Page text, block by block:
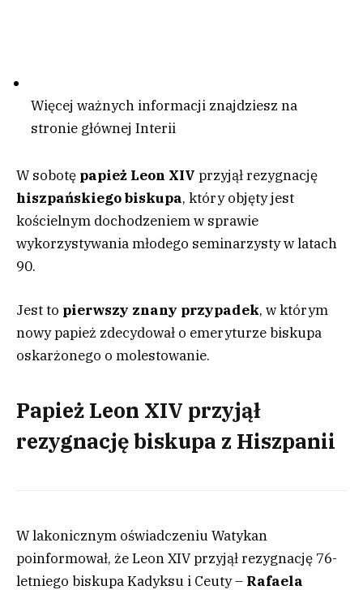
Więcej ważnych informacji znajdziesz na
stronie głównej Interii
W sobotę papież Leon XIV przyjął rezygnację
hiszpańskiego biskupa, który objęty jest
kościelnym dochodzeniem w sprawie
wykorzystywania młodego seminarzysty w latach
90.
Jest to pierwszy znany przypadek, w którym
nowy papież zdecydował o emeryturze biskupa
oskarżonego o molestowanie.
Papież Leon XIV przyjął
rezygnację biskupa z Hiszpanii
W lakonicznym oświadczeniu Watykan
poinformował, że Leon XIV przyjął rezygnację 76-
letniego biskupa Kadyksu i Ceuty – Rafaela